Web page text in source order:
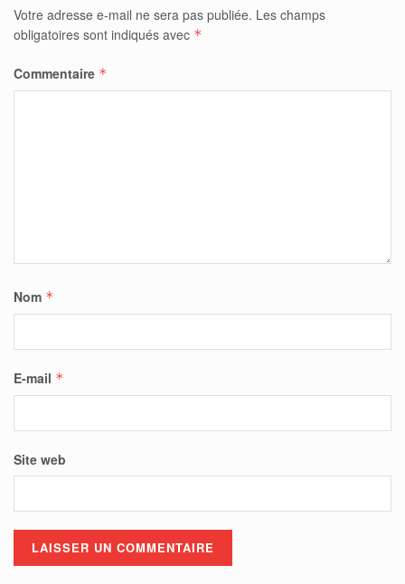
Votre adresse e-mail ne sera pas publiée. Les champs
obligatoires sont indiqués avec *
Commentaire *
Nom *
E-mail *
Site web